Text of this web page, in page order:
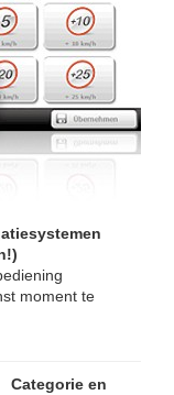
moment te
Categorie en